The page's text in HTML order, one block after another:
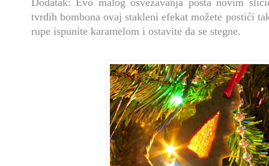
Dodatak: Evo malog osvežavanja posta novim
tvrdih bombona ovaj stakleni efekat možete postići
rupe ispunite karamelom i ostavite da se stegne.